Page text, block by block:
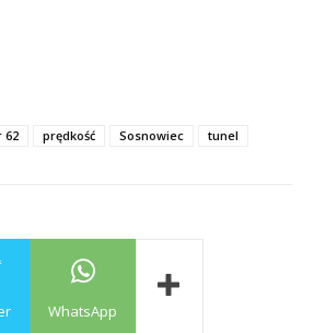
62 prędkość Sosnowiec tunel
WhatsApp